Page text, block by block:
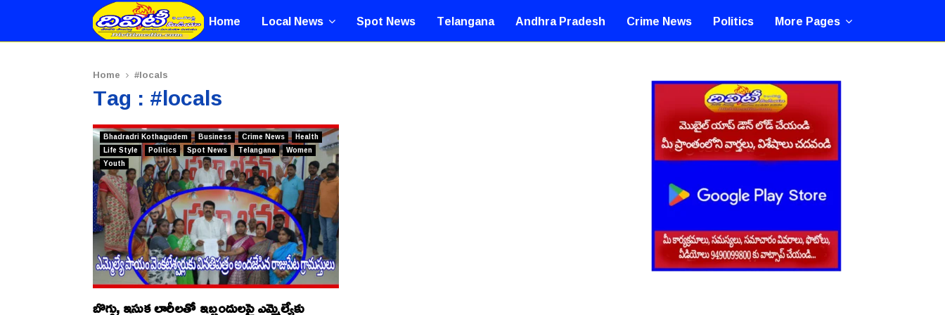
Home Local News Spot News Telangana Andhra Pradesh Crime News Politics More Pages
Home #locals
Tag : #locals
Bhadradri Kothagudem Business Crime News
Health
Life Style
Politics Spot News Telangana
Women
Youth
బొగ్గు, ఇసుక లారీలతో ఇబ్బందులపై ఎమ్మెల్యేకు